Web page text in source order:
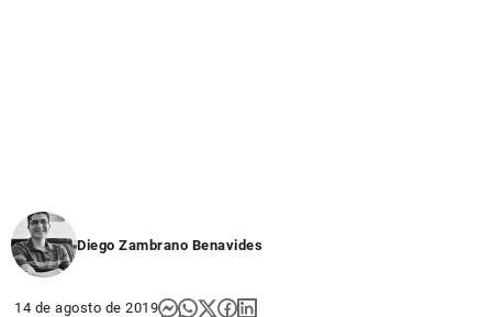
Diego Zambrano Benavides
14 de agosto de 2019